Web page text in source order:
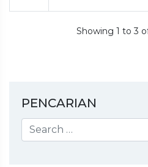
Showing 1 to 3
PENCARIAN